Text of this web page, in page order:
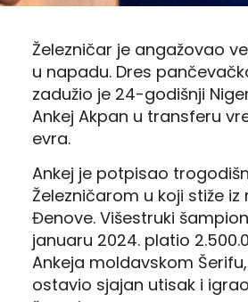
Železničar je angažovao
u napadu. Dres
zadužio je 24-godišnji
Ankej Akpan u transferu
evra.
Ankej je potpisao
Železničarom u koji stiže iz
Đenove. Višestruki
januaru 2024. platio
Ankeja moldavskom
ostavio sjajan utisak i